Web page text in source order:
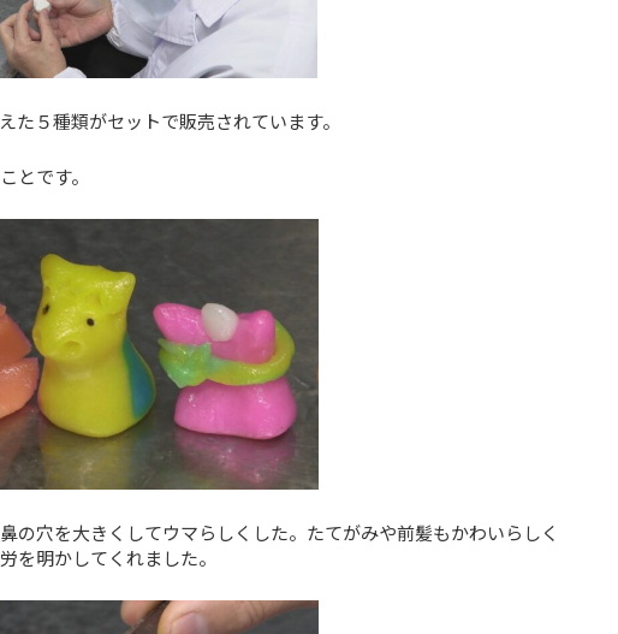
５種類がセットで販売されています。
とです。
の穴を大きくしてウマらしくした。たてがみや前髪もかわいらしく
を明かしてくれました。